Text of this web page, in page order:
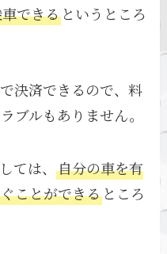
できる というところ
決済できるので、料
ブルもありません。
ては、自分の車を有
ことができる ところ